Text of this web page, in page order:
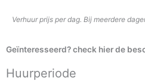
Verhuur prijs per dag. Bij meerdere
Geïnteresseerd? check hier de
Huurperiode
Yamaha